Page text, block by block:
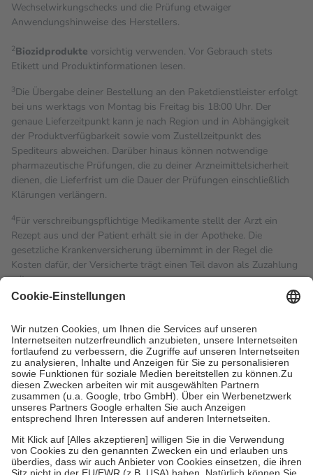
Wechselwirkungschecks und die Prüfung etwaiger
Anwendungshinweise des Herstellers.
2Biozidprodukte vorsichtig verwenden. Vor Gebrauch stets
Etikett und Produktinformationen lesen.
3Die Übergabe deiner Bestellung an den Paketdienstleister erfolgt
bei uns werktags von Montag bis Freitag bis 18:00 Uhr. Der
genaue Lieferzeitpunkt kann je nach Region und in Abhängigkeit
der Produktverfügbarkeit sowie vom Zustellzeitpunkt des
Spediteurs abweichen. Darüber hinaus können notwendige
pharmazeutische Prüfungen, die zu deiner Arzneimittelsicherheit
dienen, die Lieferfrist um die Dauer der Prüfungen einschließlich
Klärungen verlängern.
4Für verschreibungspflichtige Medikamente stellt der Arzt ein
Rezept aus und der Patient erhält sie in der Apotheke. Die
gesetzliche Krankenversicherung übernimmt in der Regel die
Kosten dafür, der Versicherte trägt einen Teil davon als Zuzahlung
mit.
Grundsätzlich leisten Mitglieder Zuzahlungen in Höhe von zehn
höchstens zehn Euro.
Es sind jedoch nie mehr als die
tatsächlichen Kosten der Leistung zu entrichten.
Diese Regeln gelten grundsätzlich auch für Online-Apotheken.
Bei Heilmitteln und häuslicher Krankenpflege beträgt die
Zuzahlung zehn Prozent der Kosten sowie zehn Euro je
Verordnung.
Um das Engagement der Versicherten für ihre eigene Gesundheit
zu stärken und die besondere Stellung der Familie zu unterstützen,
fallenkeine Zuzahlungenan bei:
• Kindern und Jugendlichen bis zum vollendeten 18. Lebensjahr
mit Ausnahme der Fahrkosten